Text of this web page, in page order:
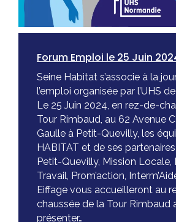
Forum Emploi le 25 Juin
Seine Habitat s’associe à la
l’emploi organisée par l’UHS
Le 25 Juin 2024, en rez-de-
Tour Rimbaud, au 62 Avenue
Gaulle à Petit-Quevilly, les
HABITAT et de ses
Petit-Quevilly, Mission Locale,
Travail, Prom’action,
Eiffage vous accueilleront au
chaussée de la Tour Rimbaud
présenter…